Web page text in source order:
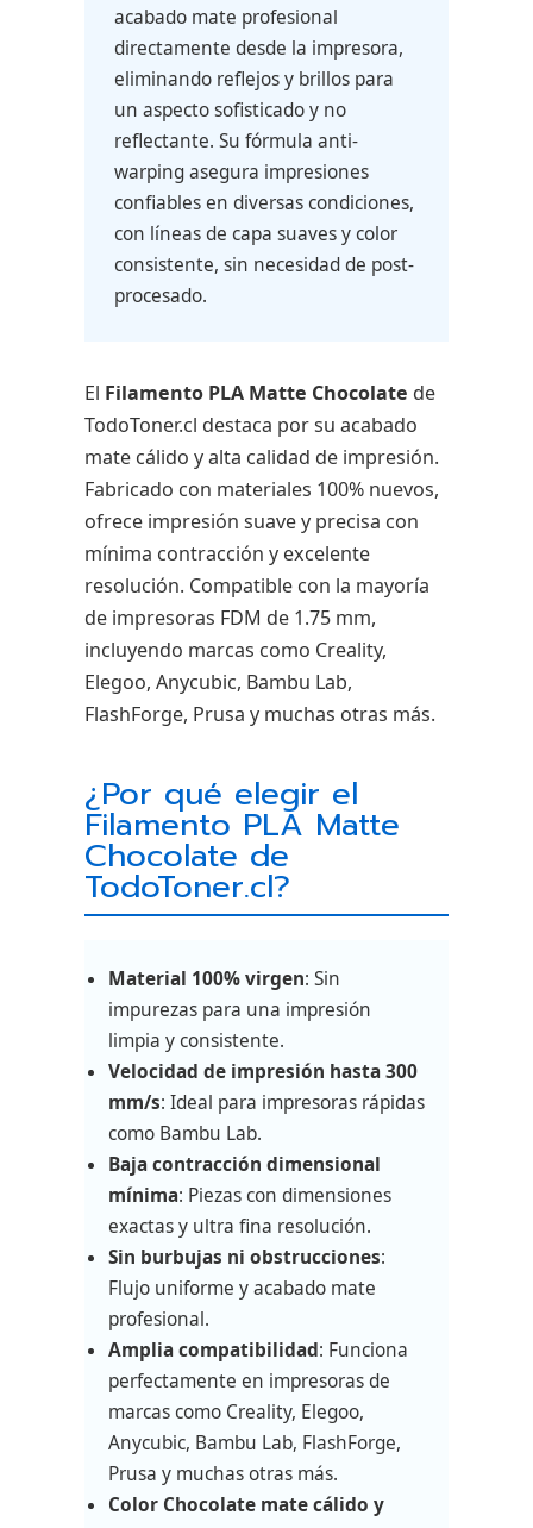
acabado mate profesional
directamente desde la impresora,
eliminando reflejos y brillos para
un aspecto sofisticado y no
reflectante. Su fórmula anti-
warping asegura impresiones
confiables en diversas condiciones,
con líneas de capa suaves y color
consistente, sin necesidad de post-
procesado.
El Filamento PLA Matte Chocolate de
TodoToner.cl destaca por su acabado
mate cálido y alta calidad de impresión.
Fabricado con materiales 100% nuevos,
ofrece impresión suave y precisa con
mínima contracción y excelente
resolución. Compatible con la mayoría
de impresoras FDM de 1.75 mm,
incluyendo marcas como Creality,
Elegoo, Anycubic, Bambu Lab,
FlashForge, Prusa y muchas otras más.
¿Por qué elegir el
Filamento PLA Matte
Chocolate de
TodoToner.cl?
Material 100% virgen: Sin
impurezas para una impresión
limpia y consistente.
Velocidad de impresión hasta 300
mm/s: Ideal para impresoras rápidas
como Bambu Lab.
Baja contracción dimensional
mínima: Piezas con dimensiones
exactas y ultra fina resolución.
Sin burbujas ni obstrucciones:
Flujo uniforme y acabado mate
profesional.
Amplia compatibilidad: Funciona
perfectamente en impresoras de
marcas como Creality, Elegoo,
Anycubic, Bambu Lab, FlashForge,
Prusa y muchas otras más.
Color Chocolate mate cálido y